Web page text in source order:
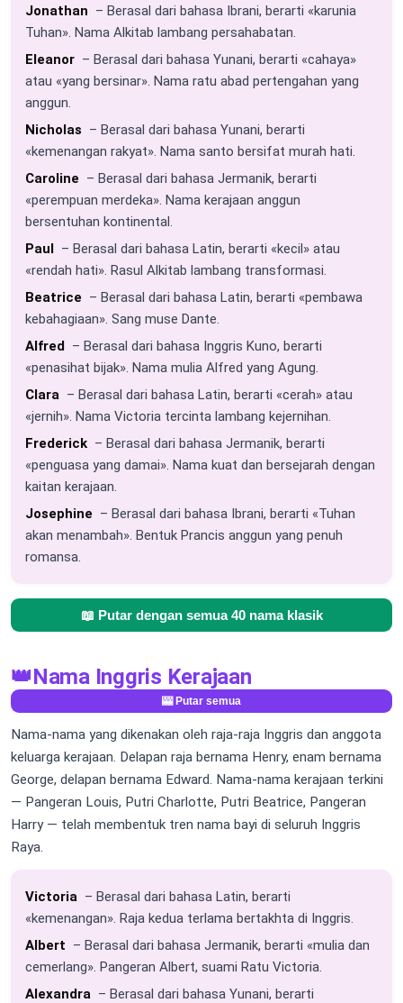
Jonathan – Berasal dari bahasa Ibrani, berarti «karunia
Tuhan». Nama Alkitab lambang persahabatan.
Eleanor – Berasal dari bahasa Yunani, berarti «cahaya»
atau «yang bersinar». Nama ratu abad pertengahan yang
anggun.
Nicholas – Berasal dari bahasa Yunani, berarti
«kemenangan rakyat». Nama santo bersifat murah hati.
Caroline – Berasal dari bahasa Jermanik, berarti
«perempuan merdeka». Nama kerajaan anggun
bersentuhan kontinental.
Paul – Berasal dari bahasa Latin, berarti «kecil» atau
«rendah hati». Rasul Alkitab lambang transformasi.
Beatrice – Berasal dari bahasa Latin, berarti «pembawa
kebahagiaan». Sang muse Dante.
Alfred – Berasal dari bahasa Inggris Kuno, berarti
«penasihat bijak». Nama mulia Alfred yang Agung.
Clara – Berasal dari bahasa Latin, berarti «cerah» atau
«jernih». Nama Victoria tercinta lambang kejernihan.
Frederick – Berasal dari bahasa Jermanik, berarti
«penguasa yang damai». Nama kuat dan bersejarah dengan
kaitan kerajaan.
Josephine – Berasal dari bahasa Ibrani, berarti «Tuhan
akan menambah». Bentuk Prancis anggun yang penuh
romansa.
📖 Putar dengan semua 40 nama klasik
👑Nama Inggris Kerajaan
🎰 Putar semua
Nama-nama yang dikenakan oleh raja-raja Inggris dan anggota
keluarga kerajaan. Delapan raja bernama Henry, enam bernama
George, delapan bernama Edward. Nama-nama kerajaan terkini
— Pangeran Louis, Putri Charlotte, Putri Beatrice, Pangeran
Harry — telah membentuk tren nama bayi di seluruh Inggris
Raya.
Victoria – Berasal dari bahasa Latin, berarti
«kemenangan». Raja kedua terlama bertakhta di Inggris.
Albert – Berasal dari bahasa Jermanik, berarti «mulia dan
cemerlang». Pangeran Albert, suami Ratu Victoria.
Alexandra – Berasal dari bahasa Yunani, berarti